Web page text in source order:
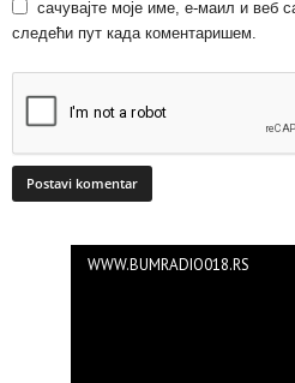
сачувајте моје име, е-маил и веб
следећи пут када коментаришем.
WWW.BUMRADIO018.RS